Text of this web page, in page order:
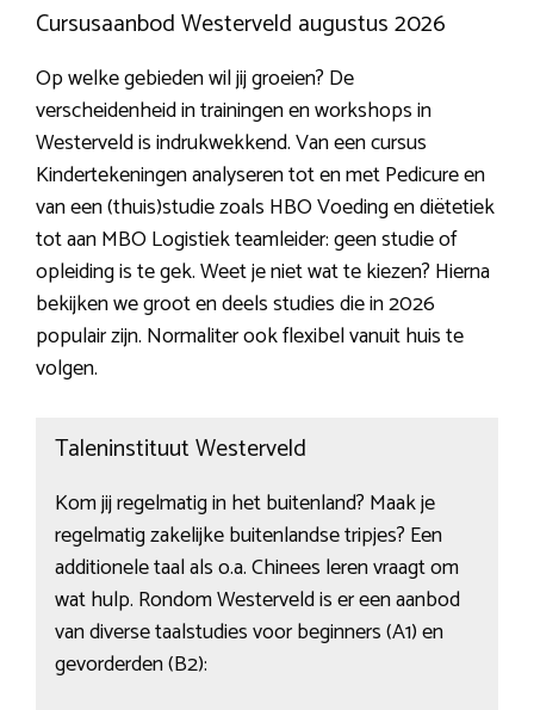
Cursusaanbod Westerveld augustus 2026
Op welke gebieden wil jij groeien? De
verscheidenheid in trainingen en workshops in
Westerveld is indrukwekkend. Van een cursus
Kindertekeningen analyseren tot en met Pedicure en
van een (thuis)studie zoals HBO Voeding en diëtetiek
tot aan MBO Logistiek teamleider: geen studie of
opleiding is te gek. Weet je niet wat te kiezen? Hierna
bekijken we groot en deels studies die in 2026
populair zijn. Normaliter ook flexibel vanuit huis te
volgen.
Taleninstituut Westerveld
Kom jij regelmatig in het buitenland? Maak je
regelmatig zakelijke buitenlandse tripjes? Een
additionele taal als o.a. Chinees leren vraagt om
wat hulp. Rondom Westerveld is er een aanbod
van diverse taalstudies voor beginners (A1) en
gevorderden (B2):